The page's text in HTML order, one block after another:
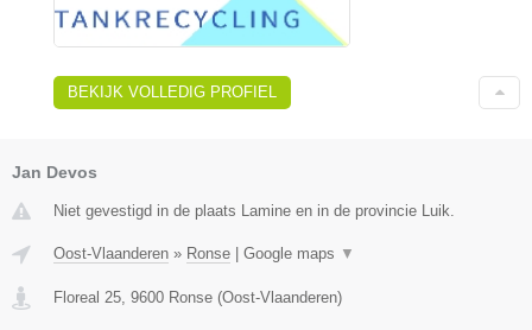
BEKIJK VOLLEDIG PROFIEL
Jan Devos
Niet gevestigd in de plaats Lamine en in de provincie Luik.
Oost-Vlaanderen » Ronse Google maps ▼
Floreal 25 9600 Ronse (Oost-Vlaanderen)